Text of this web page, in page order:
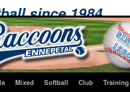
since 1984 …
Mixed Softball Club Training